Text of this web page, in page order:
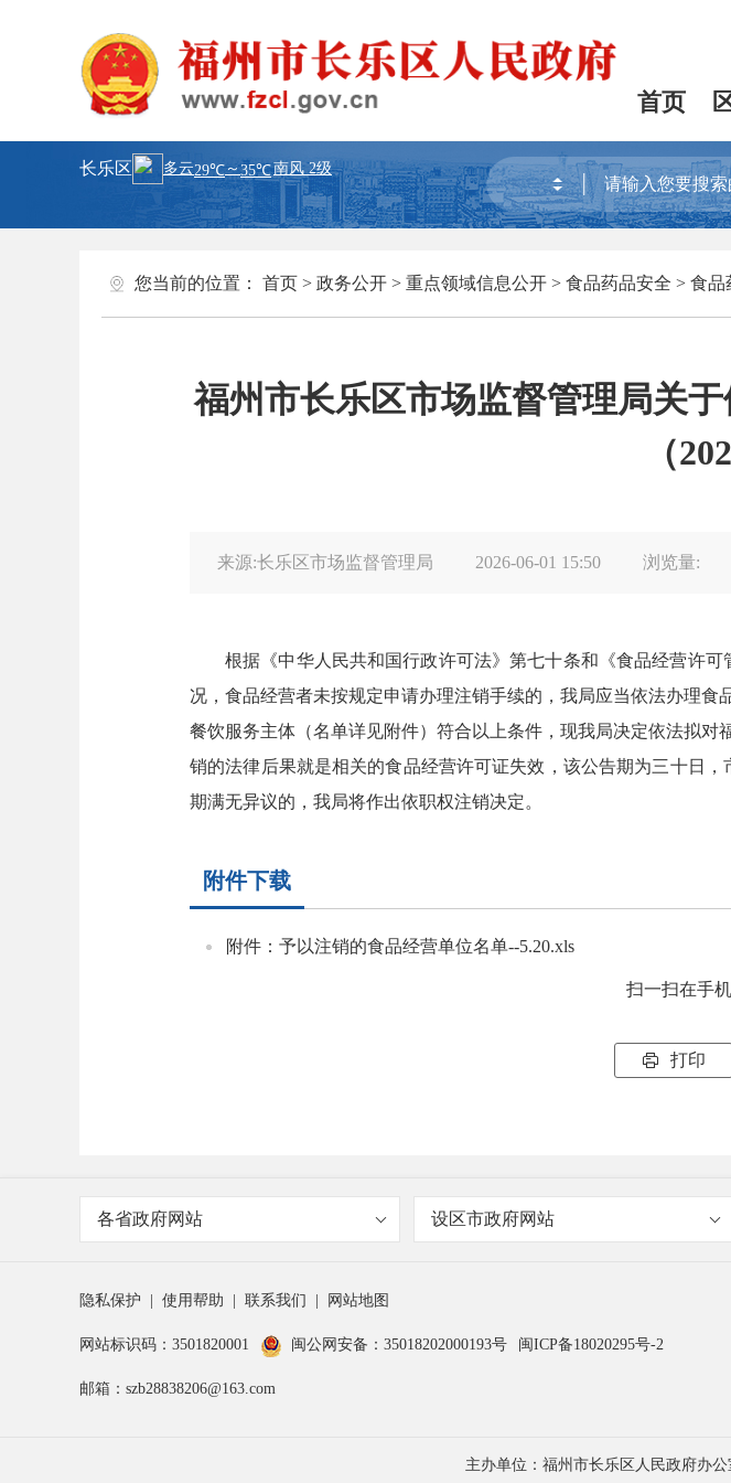
首页
长乐区
您当前的位置： 首页 > 政务公开 > 重点领域信息公开 > 食品药品安全 > 食品
福州市长乐区市场监督管理局关
（
来源:长乐区市场监督管理局 2026-06-01 15:50 浏览量:
根据《中华人民共和国行政许可法》第七十条和《食品经营许
况，食品经营者未按规定申请办理注销手续的，我局应当依法办理
餐饮服务主体（名单详见附件）符合以上条件，现我局决定依法拟
销的法律后果就是相关的食品经营许可证失效，该公告期为三十日
期满无异议的，我局将作出依职权注销决定。
附件下载
附件：予以注销的食品经营单位名单--5.20.xls
扫一扫在手
 打印
各省政府网站 设区市政府网站
隐私保护 使用帮助 联系我们 网站地图
网站标识码：3501820001 闽公网安备：35018202000193号 闽ICP备18020295号-2
邮箱：szb28838206@163.com
主办单位：福州市长乐区人民政府办公